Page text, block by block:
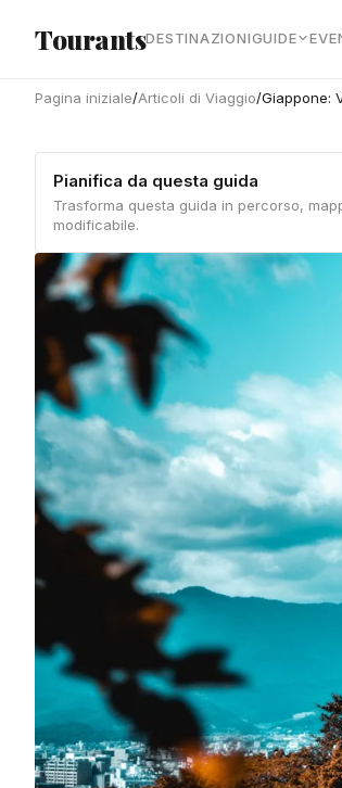
TourantsDESTINAZIONIGUIDE
Pagina iniziale/Articoli di Viaggio/Giappone:
Pianifica da questa guida
Trasforma questa guida in percorso,
modificabile.